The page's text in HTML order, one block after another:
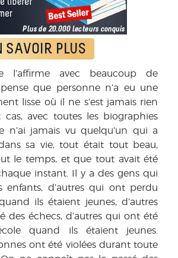
l’affirme avec beaucoup de
que personne n’a eu une
lisse où il ne s’est jamais rien
cas, avec toutes les biographies
n’ai jamais vu quelqu’un qui a
sa vie, tout était tout beau,
le temps, et que tout avait été
instant. Il y a des gens qui
enfants, d’autres qui ont perdu
ils étaient jeunes, d’autres
des échecs, d’autres qui ont été
quand ils étaient jeunes.
ont été violées durant toute